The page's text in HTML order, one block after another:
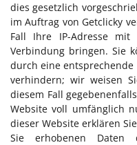
dies gesetzlich
im Auftrag von Getclicky
Fall Ihre IP-Adresse
Verbindung bringen. Sie
durch eine
verhindern; wir weisen
diesem Fall
Website voll umfänglich
dieser Website erklären
Sie erhobenen